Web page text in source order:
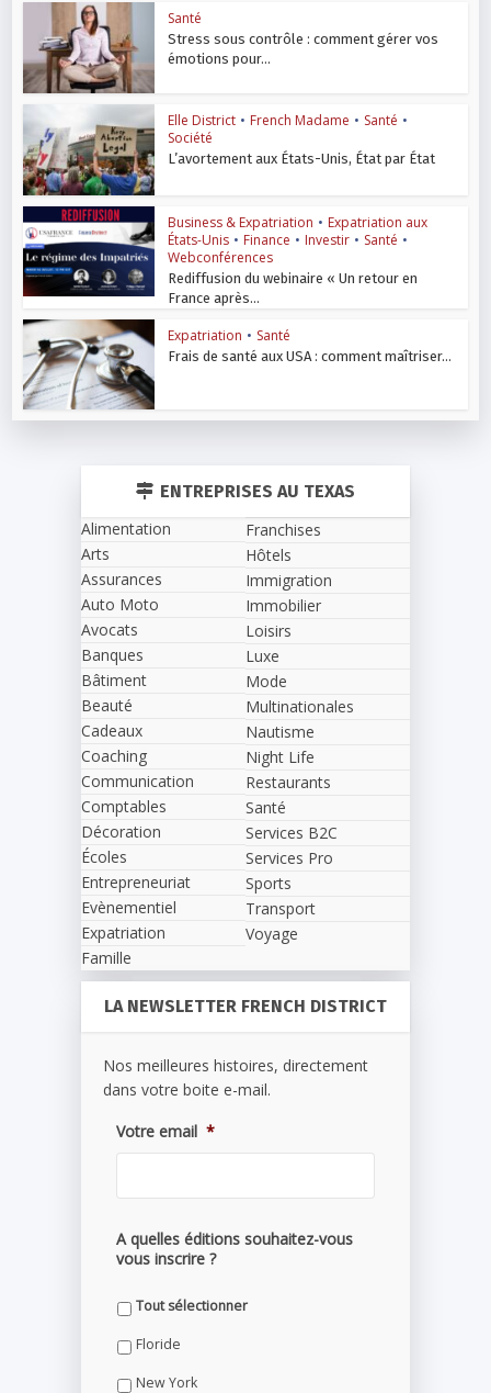
Santé
Stress sous contrôle : comment gérer vos
émotions pour...
Elle District • French Madame • Santé •
Société
L’avortement aux États-Unis, État par État
Business & Expatriation • Expatriation aux
États-Unis • Finance • Investir • Santé •
Webconférences
Rediffusion du webinaire « Un retour en
France après...
Expatriation • Santé
Frais de santé aux USA : comment maîtriser...
ENTREPRISES AU TEXAS
Alimentation
Arts
Assurances
Auto Moto
Avocats
Banques
Bâtiment
Beauté
Cadeaux
Coaching
Communication
Comptables
Décoration
Écoles
Entrepreneuriat
Evènementiel
Expatriation
Famille
Franchises
Hôtels
Immigration
Immobilier
Loisirs
Luxe
Mode
Multinationales
Nautisme
Night Life
Restaurants
Santé
Services B2C
Services Pro
Sports
Transport
Voyage
LA NEWSLETTER FRENCH DISTRICT
Nos meilleures histoires, directement
dans votre boite e-mail.
Votre email *
A quelles éditions souhaitez-vous
vous inscrire ?
Tout sélectionner
Floride
New York